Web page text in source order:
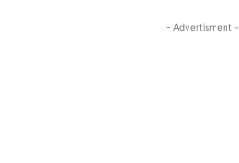
- Advertisment -